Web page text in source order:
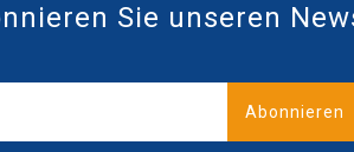
Sie unseren
Abonnieren